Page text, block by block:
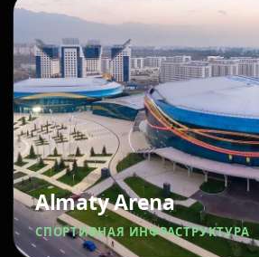
Almaty Arena
СПОРТИВНАЯ ИНФРАСТРУКТУРА